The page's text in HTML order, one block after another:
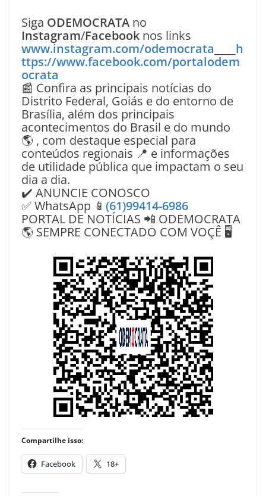
Siga ODEMOCRATA no
Instagram/Facebook nos links
www.instagram.com/odemocrata
h
ttps://www.facebook.com/portalodem
ocrata
📰 Confira as principais notícias do
Distrito Federal, Goiás e do entorno de
Brasília, além dos principais
acontecimentos do Brasil e do mundo
🌎 , com destaque especial para
conteúdos regionais 📍 e informações
de utilidade pública que impactam o seu
dia a dia.
✔️ ANUNCIE CONOSCO
✅ WhatsApp 📱 (61)99414-6986
PORTAL DE NOTÍCIAS 📲 ODEMOCRATA
🌎 SEMPRE CONECTADO COM VOÇÊ 🖥️
Compartilhe isso:
Facebook 18+